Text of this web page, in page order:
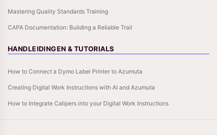
Mastering Quality Standards Training
CAPA Documentation: Building a Reliable Trail
HANDLEIDINGEN & TUTORIALS
How to Connect a Dymo Label Printer to Azumuta
Creating Digital Work Instructions with AI and Azumuta
How to Integrate Calipers into your Digital Work Instructions